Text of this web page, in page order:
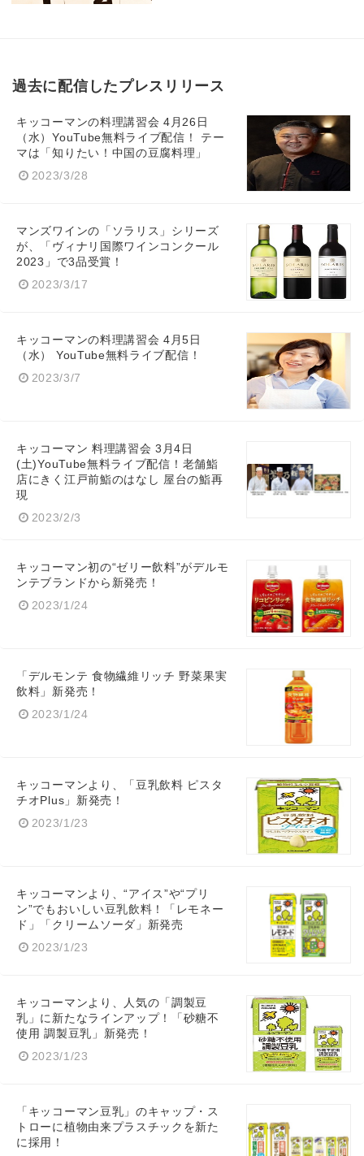
過去に配信したプレスリリース
キッコーマンの料理講習会 4月26日
（水）YouTube無料ライブ配信！ テー
マは「知りたい！中国の豆腐料理」
2023/3/28
マンズワインの「ソラリス」シリーズ
が、「ヴィナリ国際ワインコンクール
2023」で3品受賞！
2023/3/17
キッコーマンの料理講習会 4月5日
（水） YouTube無料ライブ配信！
2023/3/7
キッコーマン 料理講習会 3月4日
(土)YouTube無料ライブ配信！老舗鮨
店にきく江戸前鮨のはなし 屋台の鮨再
現
2023/2/3
キッコーマン初の“ゼリー飲料”がデルモ
ンテブランドから新発売！
2023/1/24
「デルモンテ 食物繊維リッチ 野菜果実
飲料」新発売！
2023/1/24
キッコーマンより、「豆乳飲料 ピスタ
チオPlus」新発売！
2023/1/23
キッコーマンより、“アイス”や“プリ
ン”でもおいしい豆乳飲料！「レモネー
ド」「クリームソーダ」新発売
2023/1/23
キッコーマンより、人気の「調製豆
乳」に新たなラインアップ！「砂糖不
使用 調製豆乳」新発売！
2023/1/23
「キッコーマン豆乳」のキャップ・ス
トローに植物由来プラスチックを新た
に採用！